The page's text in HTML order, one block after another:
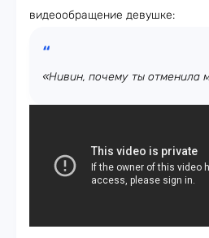
видеообращение девушке:
«Нивин, почему ты отменила